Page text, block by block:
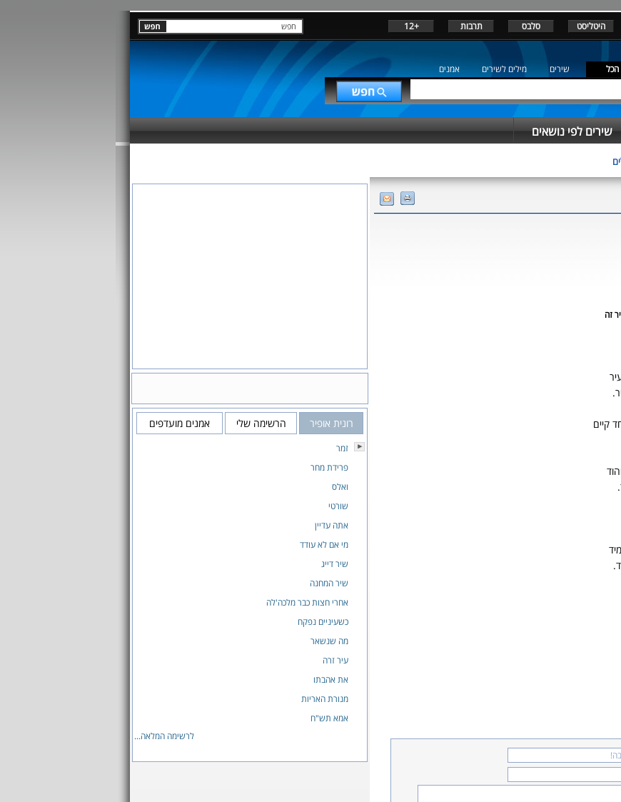
היטליסט סלבס תרבות +12
הכל שירים מילים לשירים אמנים
שירים לפי נושאים
קיים
רונית אופיר הרשימה שלי אמנים מועדפים
זמר
פרידת מחר
ואלס
שורטי
אתה עדיין
מי אם לא עודד
שיר דייג
שיר המחנה
אחרי חצות כבר מלכה'לה
כשעיניים נפקח
מה שנשאר
עיר זרה
את אהבתו
מנורת האריות
אמא תש"ח
לרשימה המלאה...